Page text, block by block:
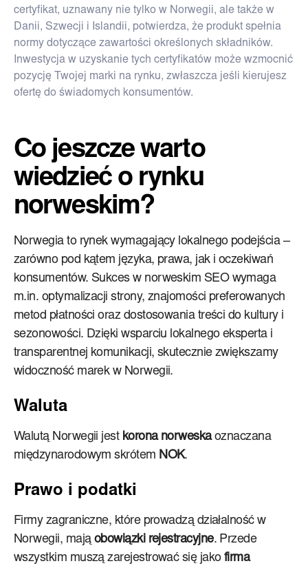
certyfikat, uznawany nie tylko w Norwegii, ale także w
Danii, Szwecji i Islandii, potwierdza, że produkt spełnia
normy dotyczące zawartości określonych składników.
Inwestycja w uzyskanie tych certyfikatów może wzmocnić
pozycję Twojej marki na rynku, zwłaszcza jeśli kierujesz
ofertę do świadomych konsumentów.
Co jeszcze warto
wiedzieć o rynku
norweskim?
Norwegia to rynek wymagający lokalnego podejścia –
zarówno pod kątem języka, prawa, jak i oczekiwań
konsumentów. Sukces w norweskim SEO wymaga
m.in. optymalizacji strony, znajomości preferowanych
metod płatności oraz dostosowania treści do kultury i
sezonowości. Dzięki wsparciu lokalnego eksperta i
transparentnej komunikacji, skutecznie zwiększamy
widoczność marek w Norwegii.
Waluta
Walutą Norwegii jest korona norweskaoznaczana
międzynarodowym skrótem NOK.
Prawo i podatki
Firmy zagraniczne, które prowadzą działalność w
Norwegii, mają obowiązki rejestracyjne. Przede
wszystkim muszą zarejestrować się jako firma